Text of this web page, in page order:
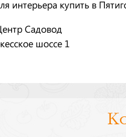
интерьера купить в
Садовод
шоссе 1